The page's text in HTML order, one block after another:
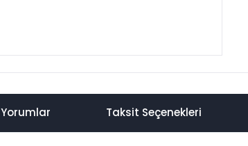
Yorumlar Taksit Seçenekleri